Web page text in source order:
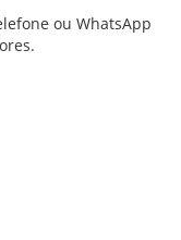
ou WhatsApp